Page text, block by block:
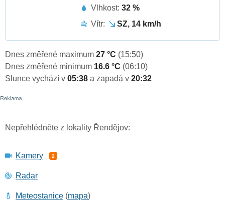
Vlhkost: 32 %
Vítr:
SZ, 14 km/h
Dnes změřené maximum 27 °C (15:50)
Dnes změřené minimum 16.6 °C (06:10)
Slunce vychází v 05:38 a zapadá v 20:32
Nepřehlédněte z lokality Řendějov:
Kamery 2
Radar
Meteostanice (mapa)